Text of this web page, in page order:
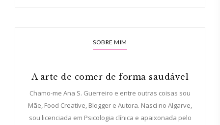
SOBRE MIM
A arte de comer de forma saudável
Chamo-me Ana S. Guerreiro e entre outras coisas sou
Mãe, Food Creative, Blogger e Autora. Nasci no Algarve,
sou licenciada em Psicologia clínica e apaixonada pelo